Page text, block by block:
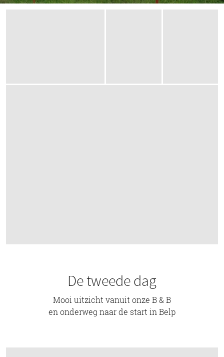
De tweede dag
Mooi uitzicht vanuit onze B & B
en onderweg naar de start in Belp